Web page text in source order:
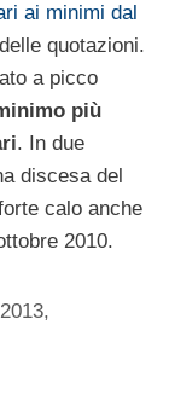
ai minimi dal
quotazioni.
a picco
più
. In due
discesa del
calo anche
2010.
,